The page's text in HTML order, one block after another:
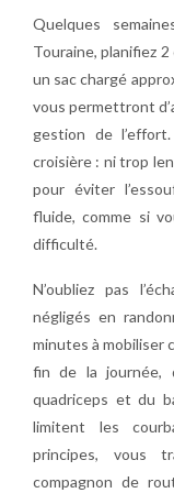
Quelques
Touraine, planifiez
un sac chargé
vous permettront
gestion de
croisière : ni trop
pour éviter
fluide, comme si
difficulté.
N’oubliez pas
négligés en
minutes à mobiliser
fin de la journée,
quadriceps et du
limitent les
principes, vous
compagnon de